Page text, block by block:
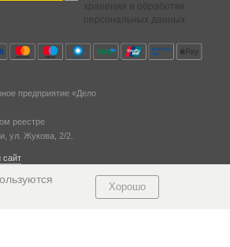
хранения и обработки
персональных данных
предприятие «Дело
реестре
ул. Жукова, 2/2.
сайт
Хорошо